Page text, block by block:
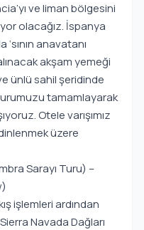
ve liman bölgesini
olacağız. İspanya
anavatanı
akşam yemeği
ünlü sahil şeridinde
tamamlayarak
Otele varışımız
üzere
Sarayı Turu) –
işlemleri ardından
Navada Dağları